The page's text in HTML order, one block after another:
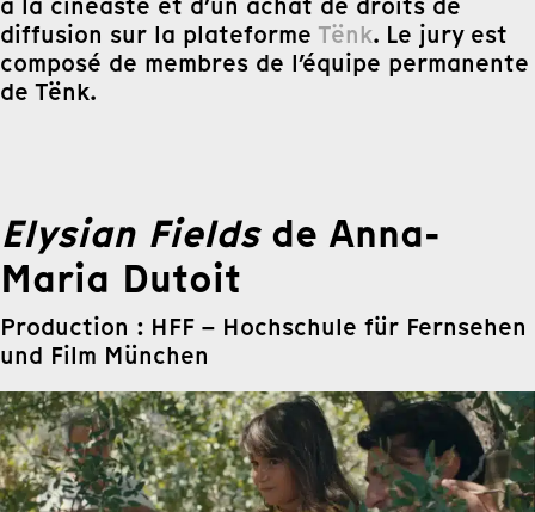
diffusion sur la plateforme Tënk. Le jury est
composé de membres de l’équipe permanente
de Tënk.
Elysian Fieldsde Anna-
Maria Dutoit
Production : HFF – Hochschule für Fernsehen
und Film München